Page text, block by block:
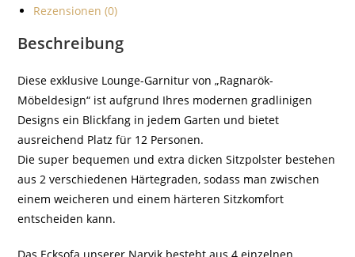
Rezensionen (0)
Beschreibung
Diese exklusive Lounge-Garnitur von „Ragnarök-
Möbeldesign“ ist aufgrund Ihres modernen gradlinigen
Designs ein Blickfang in jedem Garten und bietet
ausreichend Platz für 12 Personen.
Die super bequemen und extra dicken Sitzpolster bestehen
aus 2 verschiedenen Härtegraden, sodass man zwischen
einem weicheren und einem härteren Sitzkomfort
entscheiden kann.